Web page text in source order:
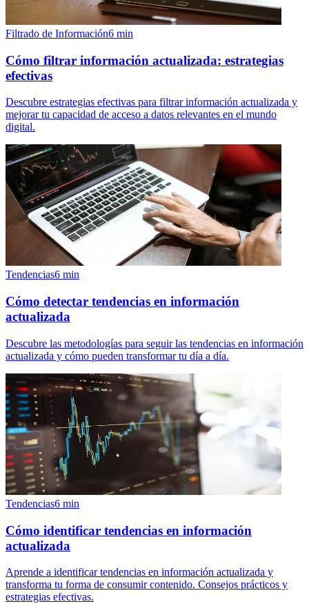
Filtrado de Información6 min
Cómo filtrar información actualizada: estrategias
efectivas
Descubre estrategias efectivas para filtrar información actualizada y
mejorar tu capacidad de acceso a datos relevantes en el mundo
digital.
Tendencias6 min
Cómo detectar tendencias en información
actualizada
Descubre las metodologías para seguir las tendencias en información
actualizada y cómo pueden transformar tu día a día.
Tendencias6 min
Cómo identificar tendencias en información
actualizada
Aprende a identificar tendencias en información actualizada y
transforma tu forma de consumir contenido. Consejos prácticos y
estrategias efectivas.